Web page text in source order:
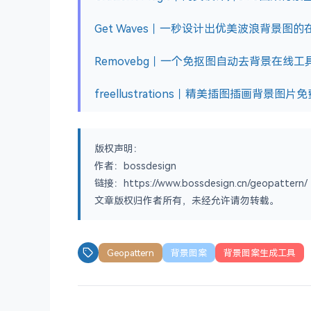
Get Waves｜一秒设计出优美波浪背景图的
Removebg｜一个免抠图自动去背景在线工
freellustrations｜精美插图插画背景图片免
版权声明：
作者：bossdesign
链接：https://www.bossdesign.cn/geopattern/
文章版权归作者所有，未经允许请勿转载。
Geopattern 背景图案 背景图案生成工具